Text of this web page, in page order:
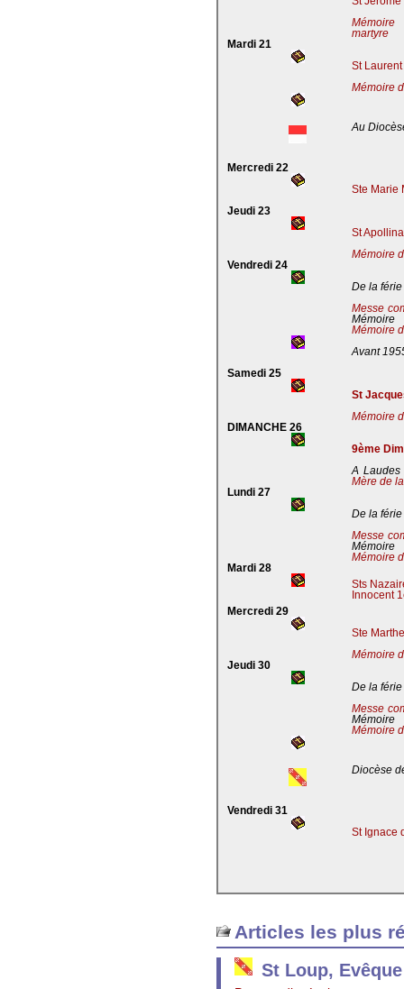
Mémoire
martyre
Mardi 21
St
Mémoire
Au
Mercredi 22
Ste Marie
Jeudi 23
St
Mémoire
Vendredi 24
De la férie
Messe
Mémoire
Mémoire
Avant
Samedi 25
St
Mémoire
DIMANCHE 26
9ème
A
Mère de
Lundi 27
De la férie
Messe
Mémoire
Mémoire
Mardi 28
Sts
Innocent
Mercredi 29
Ste
Mémoire
Jeudi 30
De la férie
Messe
Mémoire
Mémoire
Diocèse
Vendredi 31
St Ignace
Articles les plus
St Loup,